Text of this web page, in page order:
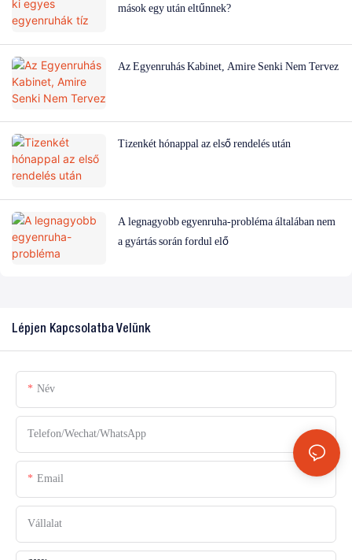
mások egy után eltűnnek?
Az Egyenruhás Kabinet, Amire Senki Nem Tervez
Tizenkét hónappal az első rendelés után
A legnagyobb egyenruha-probléma általában nem
a gyártás során fordul elő
Lépjen Kapcsolatba Velünk
Név
Telefon/Wechat/WhatsApp
Email
Vállalat